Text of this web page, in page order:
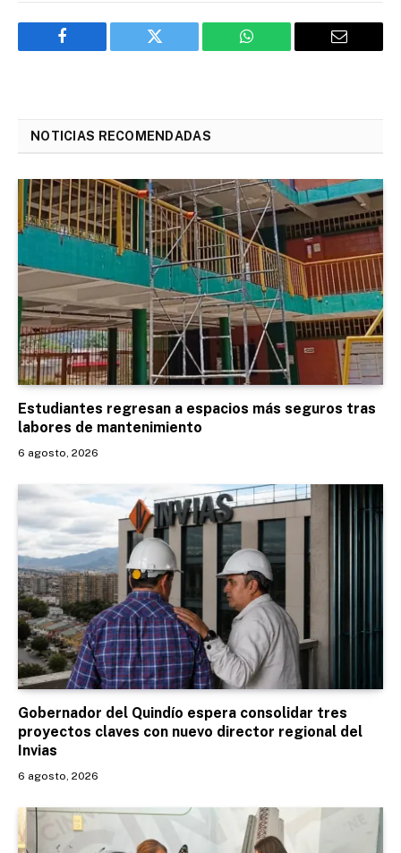
Facebook Twitter WhatsApp Email
NOTICIAS RECOMENDADAS
Estudiantes regresan a espacios más seguros tras
labores de mantenimiento
6 agosto, 2026
Gobernador del Quindío espera consolidar tres
proyectos claves con nuevo director regional del
Invias
6 agosto, 2026